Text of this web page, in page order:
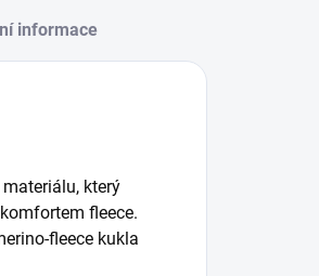
informace
který
fleece.
fleece kukla